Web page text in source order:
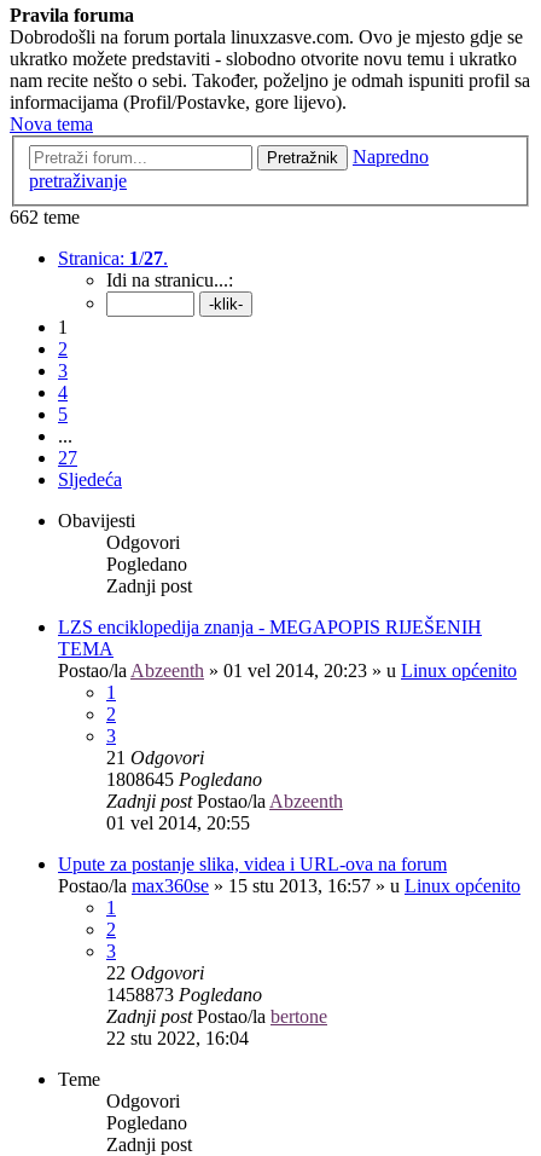
Pravila foruma
Dobrodošli na forum portala linuxzasve.com. Ovo je mjesto gdje se
ukratko možete predstaviti - slobodno otvorite novu temu i ukratko
nam recite nešto o sebi. Također, poželjno je odmah ispuniti profil sa
informacijama (Profil/Postavke, gore lijevo).
Nova tema
Pretražnik
Napredno
pretraživanje
662 teme
Stranica: 1/27.
Idi na stranicu...:
1
2
3
4
5
...
27
Sljedeća
Obavijesti
Odgovori
Pogledano
Zadnji post
LZS enciklopedija znanja - MEGAPOPIS RIJEŠENIH
TEMA
Postao/la Abzeenth » 01 vel 2014, 20:23 » u Linux općenito
1
2
3
21 Odgovori
1808645 Pogledano
Zadnji postPostao/la Abzeenth
01 vel 2014, 20:55
Upute za postanje slika, videa i URL-ova na forum
Postao/la max360se » 15 stu 2013, 16:57 » u Linux općenito
1
2
3
22 Odgovori
1458873 Pogledano
Zadnji postPostao/la bertone
22 stu 2022, 16:04
Teme
Odgovori
Pogledano
Zadnji post